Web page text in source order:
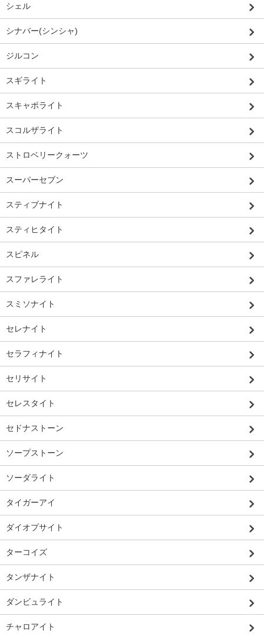
シェル
シナバー(シンシャ)
ジルコン
スギライト
スキャポライト
スコルザライト
ストロベリークォーツ
スーパーセブン
スティブナイト
スティヒタイト
スピネル
スファレライト
スミソナイト
セレナイト
セラフィナイト
セリサイト
セレスタイト
セドナストーン
ソープストーン
ソーダライト
タイガーアイ
ダイオプサイト
ターコイズ
タンザナイト
ダンビュライト
チャロアイト